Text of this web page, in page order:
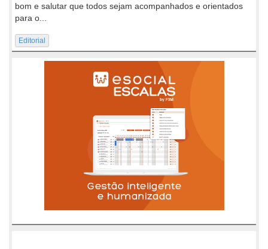
bom e salutar que todos sejam acompanhados e orientados
para o...
Editorial